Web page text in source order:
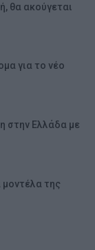
θα ακούγεται
για το νέο
στην Ελλάδα με
μοντέλα της